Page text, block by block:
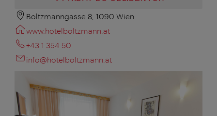
Boltzmanngasse 8, 1090 Wien
www.hotelboltzmann.at
+43 1 354 50
info@hotelboltzmann.at